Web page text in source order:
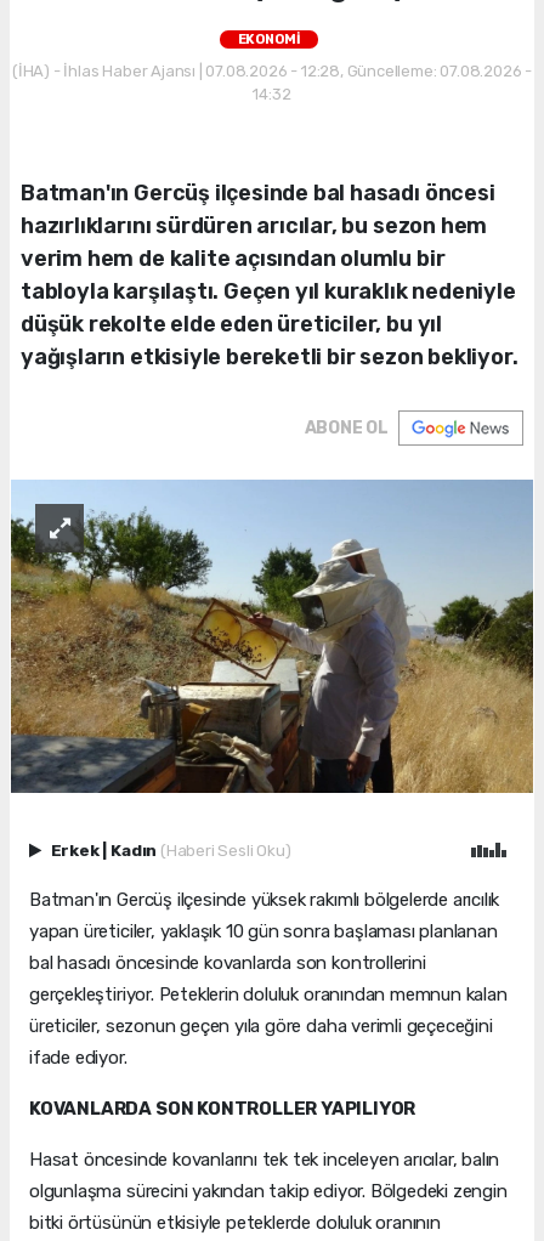
EKONOMİ
(İHA) - İhlas Haber Ajansı | 07.08.2026 - 12:28, Güncelleme: 07.08.2026 -
14:32
Batman'ın Gercüş ilçesinde bal hasadı öncesi
hazırlıklarını sürdüren arıcılar, bu sezon hem
verim hem de kalite açısından olumlu bir
tabloyla karşılaştı. Geçen yıl kuraklık nedeniyle
düşük rekolte elde eden üreticiler, bu yıl
yağışların etkisiyle bereketli bir sezon bekliyor.
ABONE OL
Erkek Kadın (Haberi Sesli Oku)
Batman'ın Gercüş ilçesinde yüksek rakımlı bölgelerde arıcılık
yapan üreticiler, yaklaşık 10 gün sonra başlaması planlanan
bal hasadı öncesinde kovanlarda son kontrollerini
gerçekleştiriyor. Peteklerin doluluk oranından memnun kalan
üreticiler, sezonun geçen yıla göre daha verimli geçeceğini
ifade ediyor.
KOVANLARDA SON KONTROLLER YAPILIYOR
Hasat öncesinde kovanlarını tek tek inceleyen arıcılar, balın
olgunlaşma sürecini yakından takip ediyor. Bölgedeki zengin
bitki örtüsünün etkisiyle peteklerde doluluk oranının